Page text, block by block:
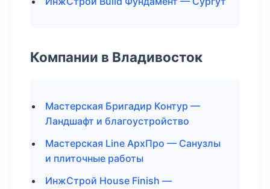
Компании в Владивосток
Мастерская Бригадир Контур —
Ландшафт и благоустройство
Мастерская Line АрхПро — Санузлы
и плиточные работы
ИнжСтрой House Finish —